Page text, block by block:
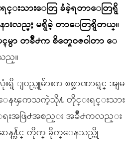
င္းသားေတြ ခံခဲ့ရတာေတြရွိ
ားလည္မႈ မရွိခဲ့ တာေတြရွိတယ္။
မွာ တခ်ိဳ႕က စိတ္ဇေဝဇဝါတာ ေ
ည္။
ျပည္သူမ်ားက စစ္အာဏာရွင္ အျမ
ဝင္ေနၾကသကဲ့သို႔ တိုင္းရင္းသား
းအဖြဲ႕အစည္း အခ်ိဳ႕ကလည္း
ဆန႔္က်င္ တိုက္ ခိုက္ေနသည္ကို